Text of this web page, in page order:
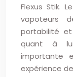
Flexus Stik.
vapoteurs
portabilité et
quant à
importante
expérience